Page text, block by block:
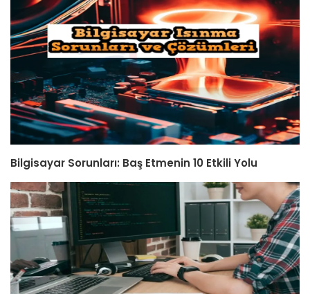
Bilgisayar Sorunları: Baş Etmenin 10 Etkili Yolu